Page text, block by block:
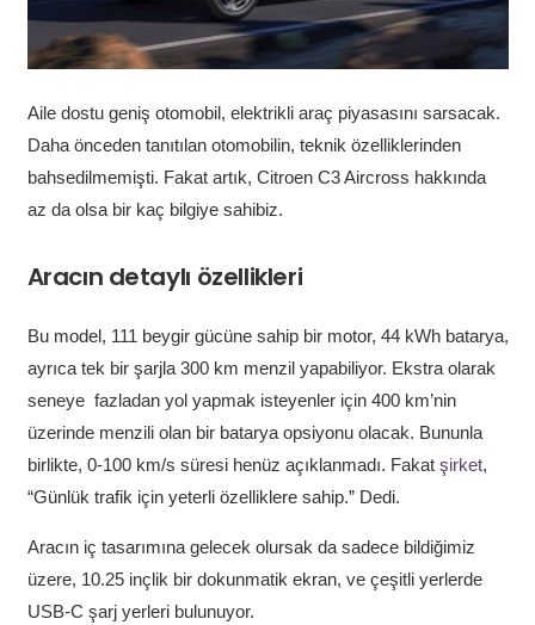
Aile dostu geniş otomobil, elektrikli araç piyasasını sarsacak.
Daha önceden tanıtılan otomobilin, teknik özelliklerinden
bahsedilmemişti. Fakat artık, Citroen C3 Aircross hakkında
az da olsa bir kaç bilgiye sahibiz.
Aracın detaylı özellikleri
Bu model, 111 beygir gücüne sahip bir motor, 44 kWh batarya,
ayrıca tek bir şarjla 300 km menzil yapabiliyor. Ekstra olarak
seneye fazladan yol yapmak isteyenler için 400 km’nin
üzerinde menzili olan bir batarya opsiyonu olacak. Bununla
birlikte, 0-100 km/s süresi henüz açıklanmadı. Fakat şirket,
“Günlük trafik için yeterli özelliklere sahip.” Dedi.
Aracın iç tasarımına gelecek olursak da sadece bildiğimiz
üzere, 10.25 inçlik bir dokunmatik ekran, ve çeşitli yerlerde
USB-C şarj yerleri bulunuyor.